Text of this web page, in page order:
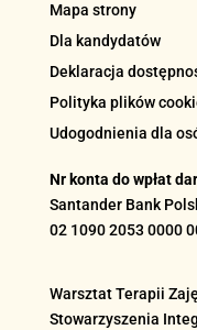
Mapa strony
Dla kandydatów
Deklaracja
Polityka plików
Udogodnienia dla
Nr konta do wpłat
Santander Bank
02 1090 2053 0000
Warsztat Terapii
Stowarzyszenia